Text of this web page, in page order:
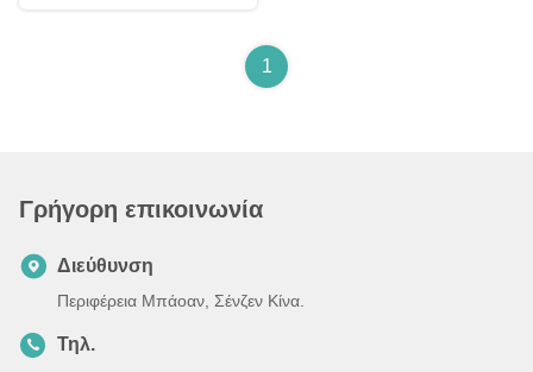
1
Γρήγορη επικοινωνία
Διεύθυνση
Περιφέρεια Μπάοαν, Σένζεν Κίνα.
Τηλ.